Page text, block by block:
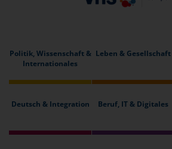
Politik, Wissenschaft &
Internationales
Leben & Gesellschaft
Deutsch & Integration Beruf, IT & Digitales